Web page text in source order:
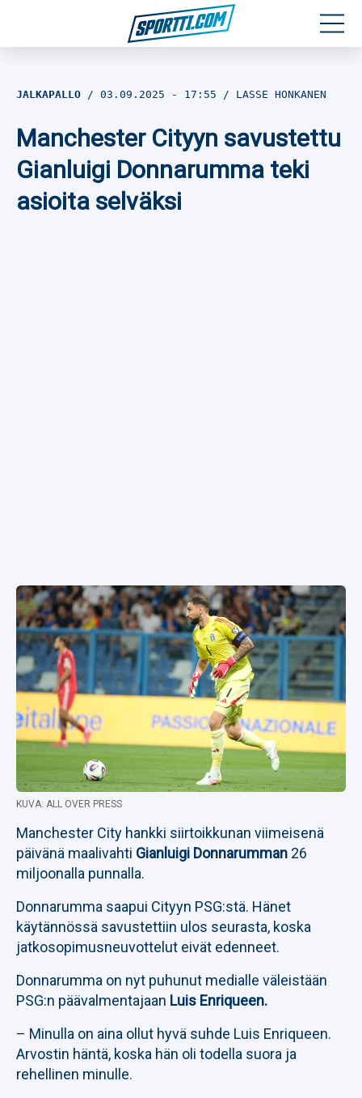
Jalkapallo
Yleisurheilu
JALKAPALLO 03.09.2025 - 17:55 LASSE HONKANEN
Manchester Cityyn savustettu
Gianluigi Donnarumma teki
asioita selväksi
KUVA: ALL OVER PRESS
Manchester City hankki siirtoikkunan viimeisenä
päivänä maalivahti Gianluigi Donnarumman 26
miljoonalla punnalla.
Donnarumma saapui Cityyn PSG:stä. Hänet
käytännössä savustettiin ulos seurasta, koska
jatkosopimusneuvottelut eivät edenneet.
Donnarumma on nyt puhunut medialle väleistään
PSG:n päävalmentajaan Luis Enriqueen.
– Minulla on aina ollut hyvä suhde Luis Enriqueen.
Arvostin häntä, koska hän oli todella suora ja
rehellinen minulle.